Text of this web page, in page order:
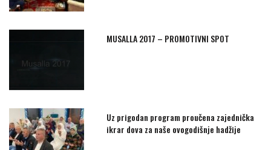
MUSALLA 2017 – PROMOTIVNI SPOT
Uz prigodan program proučena zajednička
ikrar dova za naše ovogodišnje hadžije